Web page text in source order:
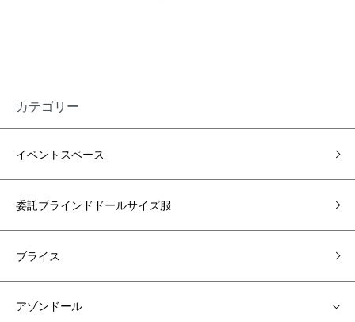
カテゴリー
イベントスペース
委託ブラインドドールサイズ服
ブライス
アゾンドール